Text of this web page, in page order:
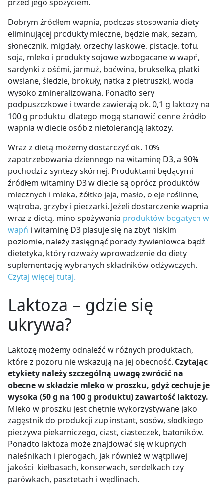
przed jego spożyciem.
Dobrym źródłem wapnia, podczas stosowania diety
eliminującej produkty mleczne, będzie mak, sezam,
słonecznik, migdały, orzechy laskowe, pistacje, tofu,
soja, mleko i produkty sojowe wzbogacane w wapń,
sardynki z ośćmi, jarmuż, boćwina, brukselka, płatki
owsiane, śledzie, brokuły, natka z pietruszki, woda
wysoko zmineralizowana. Ponadto sery
podpuszczkowe i twarde zawierają ok. 0,1 g laktozy na
100 g produktu, dlatego mogą stanowić cenne źródło
wapnia w diecie osób z nietolerancją laktozy.
Wraz z dietą możemy dostarczyć ok. 10%
zapotrzebowania dziennego na witaminę D3, a 90%
pochodzi z syntezy skórnej. Produktami będącymi
źródłem witaminy D3 w diecie są oprócz produktów
mlecznych i mleka, żółtko jaja, masło, oleje roślinne,
wątroba, grzyby i pieczarki. Jeżeli dostarczenie wapnia
wraz z dietą, mino spożywania produktów bogatych w
wapń i witaminę D3 plasuje się na zbyt niskim
poziomie, należy zasięgnąć porady żywieniowca bądź
dietetyka, który rozważy wprowadzenie do diety
suplementację wybranych składników odżywczych.
Czytaj więcej tutaj.
Laktoza – gdzie się
ukrywa?
Laktozę możemy odnaleźć w różnych produktach,
które z pozoru nie wskazują na jej obecność. Czytając
etykiety należy szczególną uwagę zwrócić na
obecne w składzie mleko w proszku, gdyż cechuje je
wysoka (50 g na 100 g produktu) zawartość laktozy.
Mleko w proszku jest chętnie wykorzystywane jako
zagęstnik do produkcji zup instant, sosów, słodkiego
pieczywa piekarniczego, ciast, ciasteczek, batoników.
Ponadto laktoza może znajdować się w kupnych
naleśnikach i pierogach, jak również w wątpliwej
jakości kiełbasach, konserwach, serdelkach czy
parówkach, pasztetach i wędlinach.